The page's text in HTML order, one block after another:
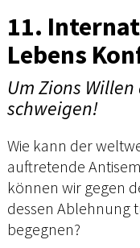
11.
Lebens
Um Zions
schweigen!
Wie kann der
auftretende
können wir gegen
dessen Ablehnung
begegnen?